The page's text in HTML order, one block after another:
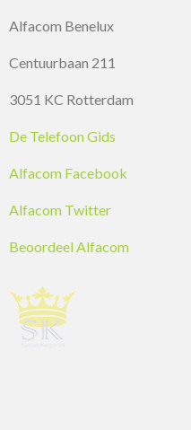
Alfacom Benelux
Centuurbaan 211
3051 KC Rotterdam
De Telefoon Gids
Alfacom Facebook
Alfacom Twitter
Beoordeel Alfacom